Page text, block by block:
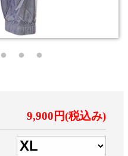
9,900円(税込み)